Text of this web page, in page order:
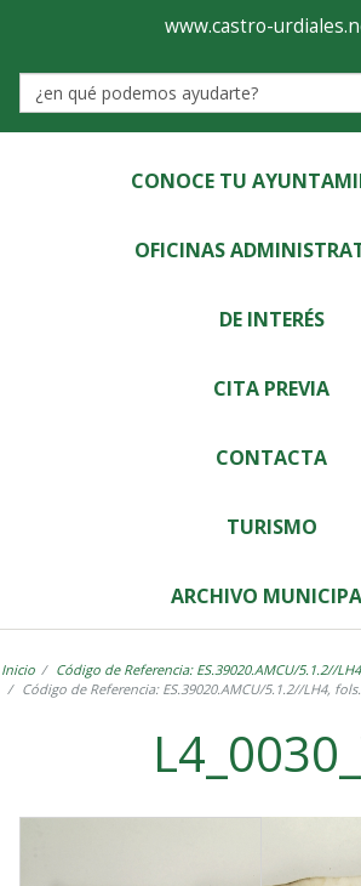
Ayuntamiento
de
Castro-
Urdiales
www.castro-
Label
CONOCE TU
OFICINAS
DE INTERÉS
CITA PREVIA
CONTACTA
TURISMO
ARCHIVO
Inicio
Código de Referencia: ES.39020.AMCU/5.1.2//
Código de Referencia: ES.39020.AMCU/5.1.2//LH4,